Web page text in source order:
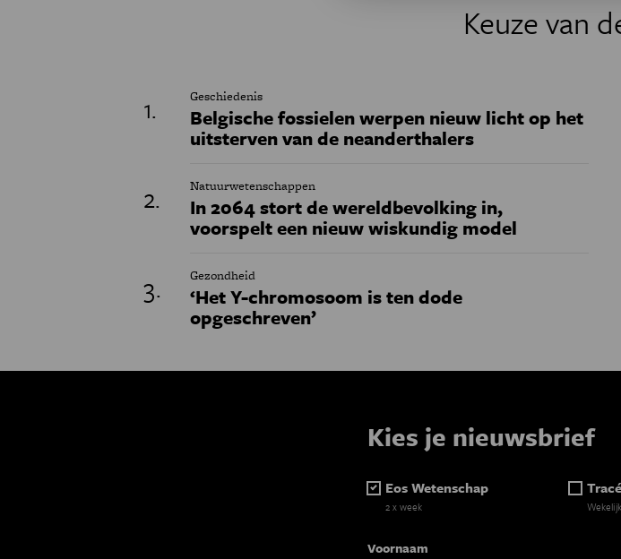
Keuze van
Geschiedenis
Belgische fossielen werpen nieuw licht op het
uitsterven van de neanderthalers
Natuurwetenschappen
In 2064 stort de wereldbevolking in,
voorspelt een nieuw wiskundig model
Gezondheid
‘Het Y-chromosoom is ten dode
opgeschreven’
Kies je nieuwsbrief
Eos Wetenschap
2 x week
Tracé
Voornaam